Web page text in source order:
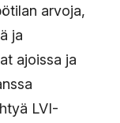
arvoja,
ja
ajoissa ja
LVI-